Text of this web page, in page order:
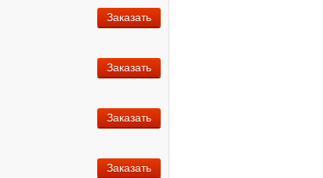
Заказать
Заказать
Заказать
Заказать